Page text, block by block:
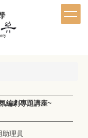
編劇專題講座~
助理員